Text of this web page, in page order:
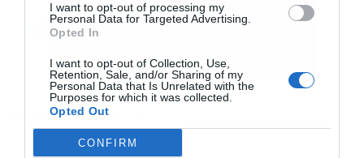
I want to opt-out of processing my
Personal Data for Targeted Advertising.
Opted In
I want to opt-out of Collection, Use,
Retention, Sale, and/or Sharing of my
Personal Data that Is Unrelated with the
Purposes for which it was collected.
Opted Out
CONFIRM
Ακολουθήστε το Powergame.gr στο
Google
ενημέρωση!
ΑΣΗΜΙ ΧΡΥΣΟΣ